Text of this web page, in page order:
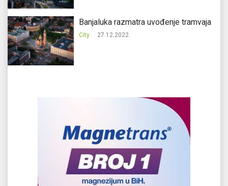
Banjaluka razmatra uvođenje tramvaja
City 27.12.2022.